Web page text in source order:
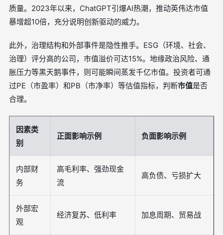
质量。2023年以来，ChatGPT引爆AI热潮，推动英伟达市值
暴增超10倍，充分说明创新驱动的威力。
此外，治理结构和外部事件是隐性推手。ESG（环境、社会、
治理）评分高的公司，市值溢价可达15%。地缘政治风险、通
胀压力等黑天鹅事件，则可能瞬间蒸发千亿市值。投资者可通
过PE（市盈率）和PB（市净率）等估值指标，判断市值是否
合理。
因素类
别
正面影响示例 负面影响示例
内部财
务
高毛利率、强劲现金
流
高负债、亏损扩大
外部宏
观
经济复苏、低利率 加息周期、贸易战